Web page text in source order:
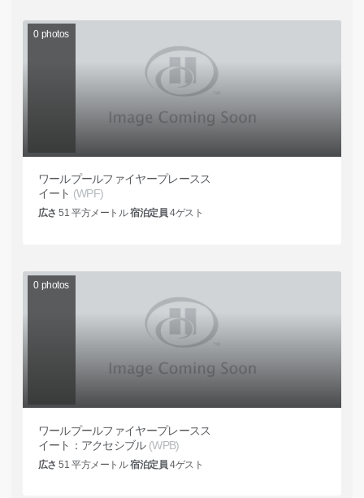
0 photos
ワールプールファイヤープレースス
イート (WPF)
広さ 51 平方メートル宿泊定員 4ゲスト
0 photos
ワールプールファイヤープレースス
イート：アクセシブル (WPB)
広さ 51 平方メートル宿泊定員 4ゲスト